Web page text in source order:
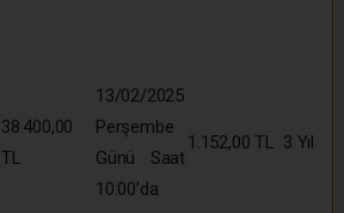
38.400,00
TL
13/02/2025
Perşembe
Günü Saat
10:00’da
1.152,00 TL 3 Yıl